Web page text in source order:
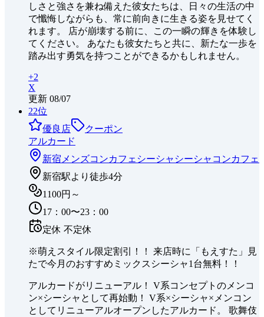
しさと強さを兼ね備えた彼女たちは、日々の生活の中
で懺悔しながらも、常に前向きに生きる姿を見せてく
れます。 店が崩壊する前に、この一瞬の輝きを体験し
てください。 あなたも彼女たちと共に、新たな一歩を
踏み出す勇気を持つことができるかもしれません。
+2
X
更新 08/07
22位
優良店
クーポン
アルカード
新宿 メンズコンカフェ シーシャ シーシャコンカフェ
新宿駅より徒歩4分
1100円～
17：00〜23：00
定休 不定休
※萌えスタイル限定割引！！ 来店時に「もえすた」見
たで今月のおすすめミックスシーシャ1台無料！！
アルカードがリニューアル！ V系コンセプトのメンコ
ン×シーシャとして再始動！ V系×シーシャ×メンコン
としてリニューアルオープンしたアルカード。 歌舞伎